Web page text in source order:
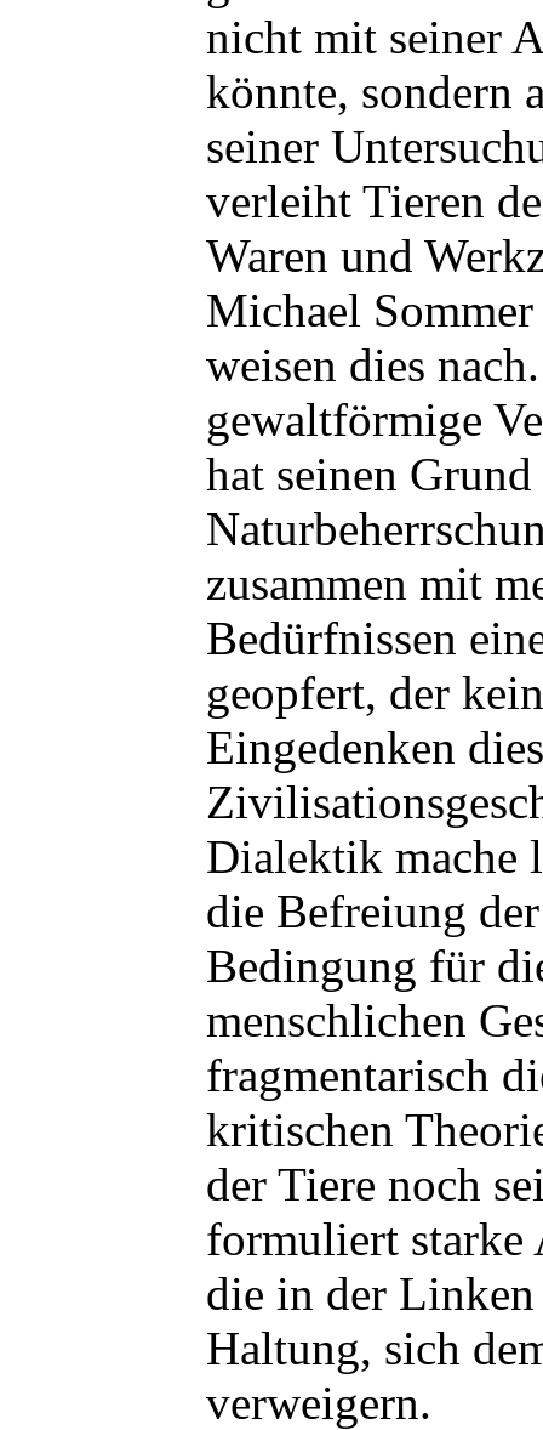
nicht mit seiner
könnte, sondern
seiner
verleiht Tieren
Waren und
Michael
weisen dies
gewaltförmige
hat seinen
zusammen mit
Bedürfnissen
geopfert, der
Eingedenken
Dialektik mache
die Befreiung
Bedingung für
menschlichen
fragmentarisch
kritischen
der Tiere noch
formuliert starke
die in der
Haltung, sich
verweigern.